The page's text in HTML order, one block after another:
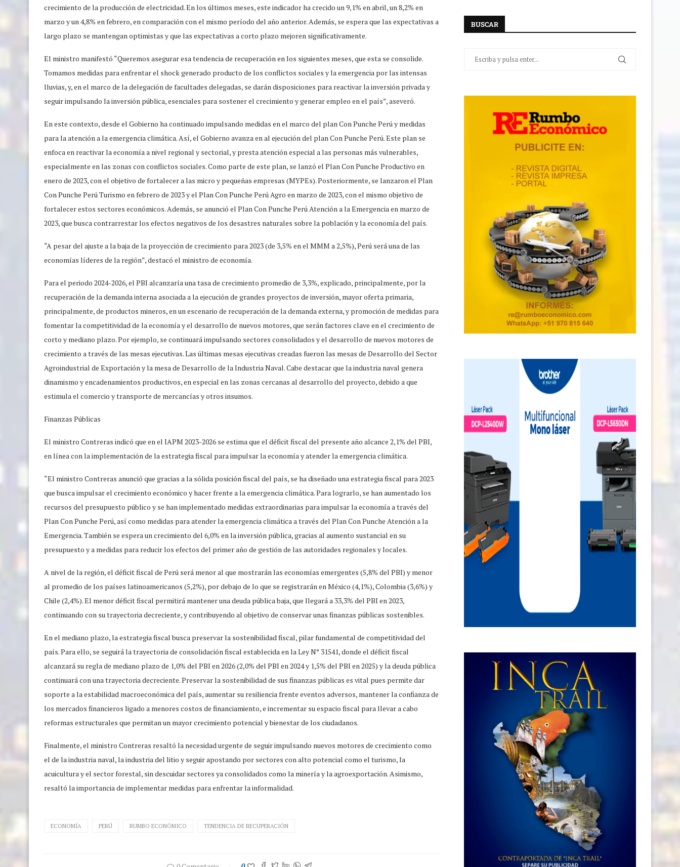
crecimiento de la producción de electricidad. En los últimos meses, este indicador ha crecido un 9,1% en abril, un 8,2% en
marzo y un 4,8% en febrero, en comparación con el mismo período del año anterior. Además, se espera que las expectativas a
largo plazo se mantengan optimistas y que las expectativas a corto plazo mejoren significativamente.
El ministro manifestó “Queremos asegurar esa tendencia de recuperación en los siguientes meses, que esta se consolide.
Tomamos medidas para enfrentar el shock generado producto de los conflictos sociales y la emergencia por las intensas
lluvias, y, en el marco de la delegación de facultades delegadas, se darán disposiciones para reactivar la inversión privada y
seguir impulsando la inversión pública, esenciales para sostener el crecimiento y generar empleo en el país”, aseveró.
En este contexto, desde el Gobierno ha continuado impulsando medidas en el marco del plan Con Punche Perú y medidas
para la atención a la emergencia climática. Así, el Gobierno avanza en al ejecución del plan Con Punche Perú. Este plan se
enfoca en reactivar la economía a nivel regional y sectorial, y presta atención especial a las personas más vulnerables,
especialmente en las zonas con conflictos sociales. Como parte de este plan, se lanzó el Plan Con Punche Productivo en
enero de 2023, con el objetivo de fortalecer a las micro y pequeñas empresas (MYPEs). Posteriormente, se lanzaron el Plan
Con Punche Perú Turismo en febrero de 2023 y el Plan Con Punche Perú Agro en marzo de 2023, con el mismo objetivo de
fortalecer estos sectores económicos. Además, se anunció el Plan Con Punche Perú Atención a la Emergencia en marzo de
2023, que busca contrarrestar los efectos negativos de los desastres naturales sobre la población y la economía del país.
“A pesar del ajuste a la baja de la proyección de crecimiento para 2023 (de 3,5% en el MMM a 2,5%), Perú será una de las
economías líderes de la región”, destacó el ministro de economía.
Para el periodo 2024-2026, el PBI alcanzaría una tasa de crecimiento promedio de 3,3%, explicado, principalmente, por la
recuperación de la demanda interna asociada a la ejecución de grandes proyectos de inversión, mayor oferta primaria,
principalmente, de productos mineros, en un escenario de recuperación de la demanda externa, y promoción de medidas para
fomentar la competitividad de la economía y el desarrollo de nuevos motores, que serán factores clave en el crecimiento de
corto y mediano plazo. Por ejemplo, se continuará impulsando sectores consolidados y el desarrollo de nuevos motores de
crecimiento a través de las mesas ejecutivas. Las últimas mesas ejecutivas creadas fueron las mesas de Desarrollo del Sector
Agroindustrial de Exportación y la mesa de Desarrollo de la Industria Naval. Cabe destacar que la industria naval genera
dinamismo y encadenamientos productivos, en especial en las zonas cercanas al desarrollo del proyecto, debido a que
estimula el comercio y transporte de mercancías y otros insumos.
Finanzas Públicas
El ministro Contreras indicó que en el IAPM 2023-2026 se estima que el déficit fiscal del presente año alcance 2,1% del PBI,
en línea con la implementación de la estrategia fiscal para impulsar la economía y atender la emergencia climática.
“El ministro Contreras anunció que gracias a la sólida posición fiscal del país, se ha diseñado una estrategia fiscal para 2023
que busca impulsar el crecimiento económico y hacer frente a la emergencia climática. Para lograrlo, se han aumentado los
recursos del presupuesto público y se han implementado medidas extraordinarias para impulsar la economía a través del
Plan Con Punche Perú, así como medidas para atender la emergencia climática a través del Plan Con Punche Atención a la
Emergencia. También se espera un crecimiento del 6,0% en la inversión pública, gracias al aumento sustancial en su
presupuesto y a medidas para reducir los efectos del primer año de gestión de las autoridades regionales y locales.
A nivel de la región, el déficit fiscal de Perú será menor al que mostrarán las economías emergentes (5,8% del PBI) y menor
al promedio de los países latinoamericanos (5,2%), por debajo de lo que se registrarán en México (4,1%), Colombia (3,6%) y
Chile (2,4%). El menor déficit fiscal permitirá mantener una deuda pública baja, que llegará a 33,3% del PBI en 2023,
continuando con su trayectoria decreciente, y contribuyendo al objetivo de conservar unas finanzas públicas sostenibles.
En el mediano plazo, la estrategia fiscal busca preservar la sostenibilidad fiscal, pilar fundamental de competitividad del
país. Para ello, se seguirá la trayectoria de consolidación fiscal establecida en la Ley N° 31541, donde el déficit fiscal
alcanzará su regla de mediano plazo de 1,0% del PBI en 2026 (2,0% del PBI en 2024 y 1,5% del PBI en 2025) y la deuda pública
continuará con una trayectoria decreciente. Preservar la sostenibilidad de sus finanzas públicas es vital pues permite dar
soporte a la estabilidad macroeconómica del país, aumentar su resiliencia frente eventos adversos, mantener la confianza de
los mercados financieros ligado a menores costos de financiamiento, e incrementar su espacio fiscal para llevar a cabo
reformas estructurales que permitan un mayor crecimiento potencial y bienestar de los ciudadanos.
Finalmente, el ministro Contreras resaltó la necesidad urgente de seguir impulsando nuevos motores de crecimiento como
el de la industria naval, la industria del litio y seguir apostando por sectores con alto potencial como el turismo, la
acuicultura y el sector forestal, sin descuidar sectores ya consolidados como la minería y la agroexportación. Asimismo,
resaltó la importancia de implementar medidas para enfrentar la informalidad.
ECONOMÍA PERÚ RUMBO ECONÓMICO TENDENCIA DE RECUPERACIÓN
BUSCAR